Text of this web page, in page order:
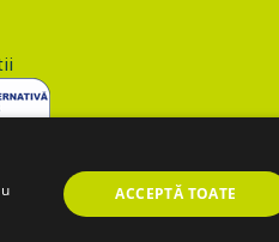
gdpr.php", data: values,
ACCEPTĂ TOATE